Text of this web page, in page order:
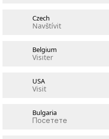
Czech
Navštívit
Belgium
Visiter
USA
Visit
Bulgaria
Посетете